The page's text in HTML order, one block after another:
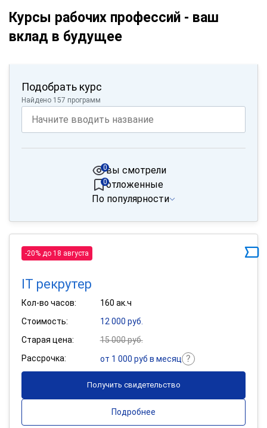
Курсы рабочих профессий - ваш
вклад в будущее
Подобрать курс
Найдено 157 программ
вы смотрели
0
отложенные
0
По популярности
-20% до 18 августа
IT рекрутер
Кол-во часов:
160 ак.ч
Стоимость:
12 000 руб.
Старая цена:
15 000 руб.
Рассрочка:
от 1 000 руб в месяц
Получить свидетельство
Подробнее